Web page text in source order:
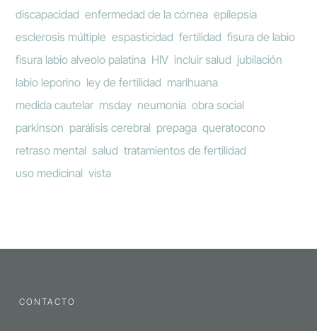
discapacidad enfermedad de la córnea epilepsia
esclerosis múltiple espasticidad fertilidad fisura de labio
fisura labio alveolo palatina HIV incluir salud jubilación
labio leporino ley de fertilidad marihuana
medida cautelar msday neumonía obra social
parkinson parálisis cerebral prepaga queratocono
retraso mental salud tratamientos de fertilidad
uso medicinal vista
CONTACTO